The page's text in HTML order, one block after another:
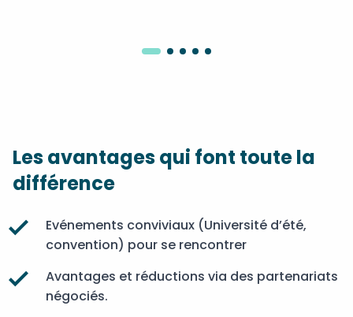
Les avantages qui font toute la
différence
Evénements conviviaux (Université d’été,
convention) pour se rencontrer
Avantages et réductions via des partenariats
négociés.